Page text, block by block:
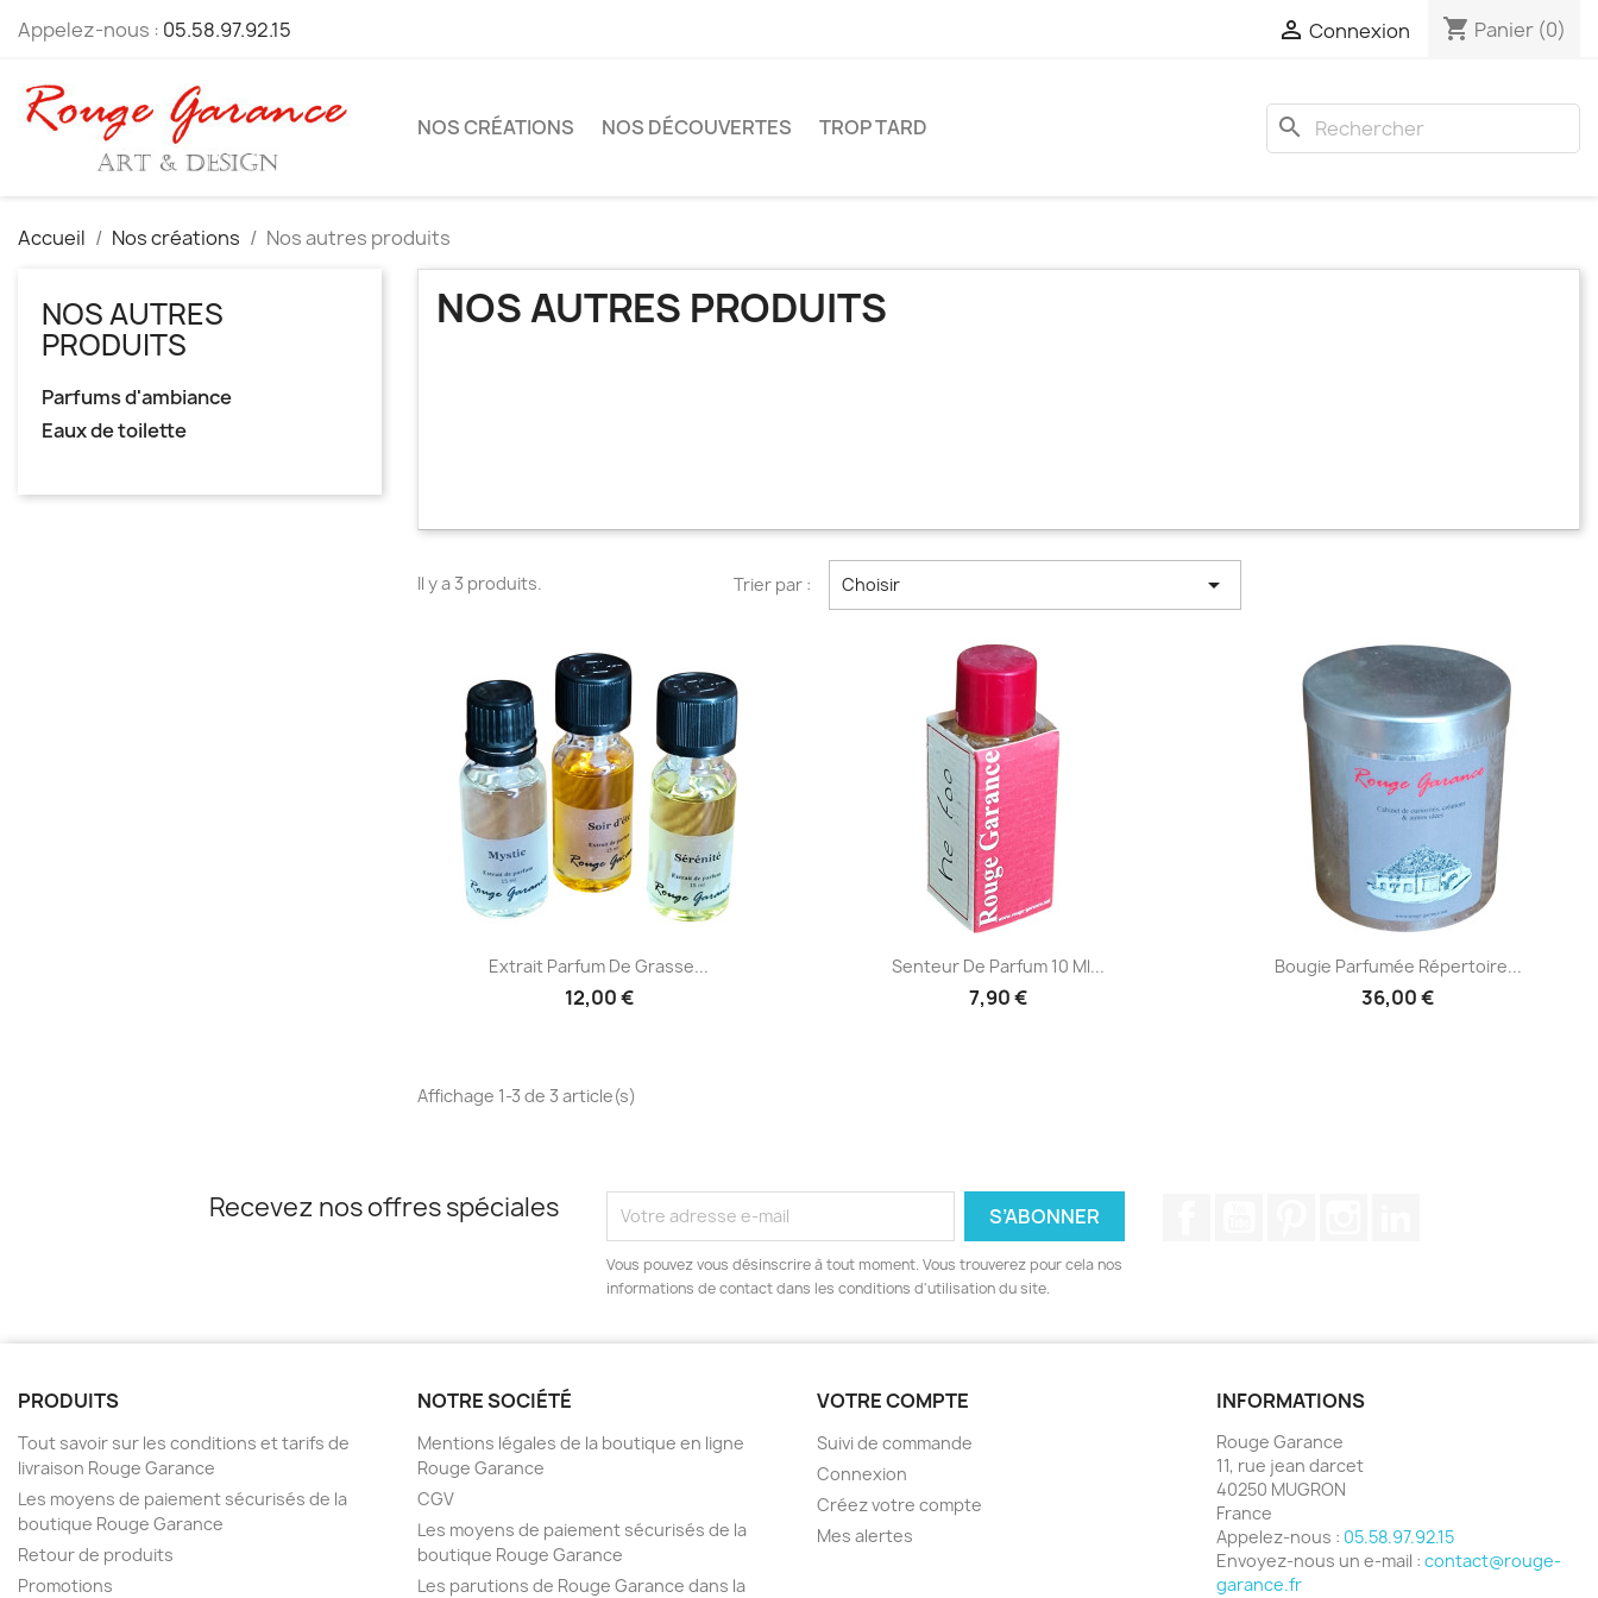
Appelez-nous : 05.58.97.92.15  Connexion shopping_cart Panier (0)
NOS CRÉATIONS NOS DÉCOUVERTES TROP TARD search
Accueil Nos créations Nos autres produits
NOS AUTRES
PRODUITS
Parfums d'ambiance
Eaux de toilette
NOS AUTRES PRODUITS
Il y a 3 produits. Trier par : Choisir 
Aperçu rapide
Extrait Parfum De Grasse...
12,00 €
Aperçu rapide
Senteur De Parfum 10 Ml...
7,90 €
Aperçu rapide
Bougie Parfumée Répertoire...
36,00 €
Affichage 1-3 de 3 article(s)
Recevez nos offres spéciales
Vous pouvez vous désinscrire à tout moment. Vous trouverez pour cela nos
informations de contact dans les conditions d'utilisation du site.
PRODUITS
Tout savoir sur les conditions et tarifs de
livraison Rouge Garance
Les moyens de paiement sécurisés de la
boutique Rouge Garance
Retour de produits
Promotions
NOTRE SOCIÉTÉ
Mentions légales de la boutique en ligne
Rouge Garance
CGV
Les moyens de paiement sécurisés de la
boutique Rouge Garance
Les parutions de Rouge Garance dans la
VOTRE COMPTE
Suivi de commande
Connexion
Créez votre compte
Mes alertes
INFORMATIONS
Rouge Garance
11, rue jean darcet
40250 MUGRON
France
Appelez-nous : 05.58.97.92.15
Envoyez-nous un e-mail : contact@rouge-
garance.fr